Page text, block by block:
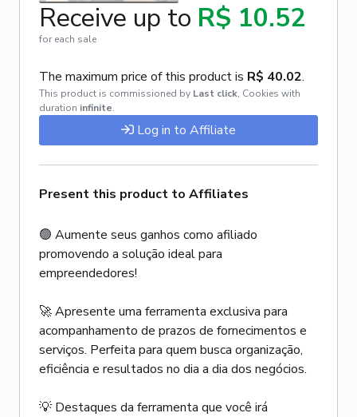
Receive up to R$ 10.52
for each sale
The maximum price of this product is R$ 40.02.
This product is commissioned by Last click, Cookies with
duration infinite.
Log in to Affiliate
Present this product to Affiliates
🟢 Aumente seus ganhos como afiliado
promovendo a solução ideal para
empreendedores!
🚀 Apresente uma ferramenta exclusiva para
acompanhamento de prazos de fornecimentos e
serviços. Perfeita para quem busca organização,
eficiência e resultados no dia a dia dos negócios.
💡 Destaques da ferramenta que você irá